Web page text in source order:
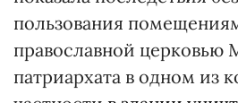
пользования
православной церковью
патриархата в одном из